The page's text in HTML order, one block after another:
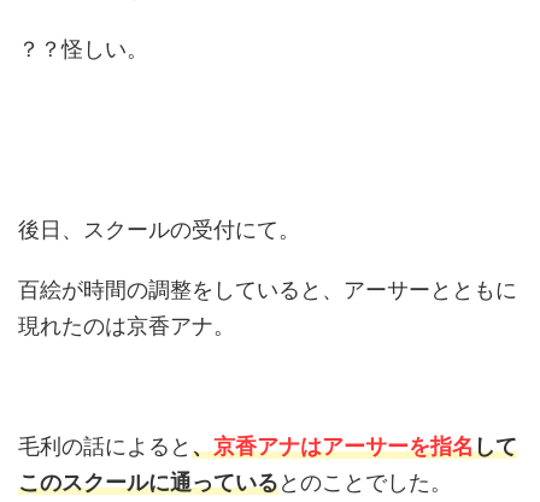
？？怪しい。
後日、スクールの受付にて。
百絵が時間の調整をしていると、アーサーとともに
現れたのは京香アナ。
毛利の話によると、京香アナはアーサーを指名して
このスクールに通っているとのことでした。